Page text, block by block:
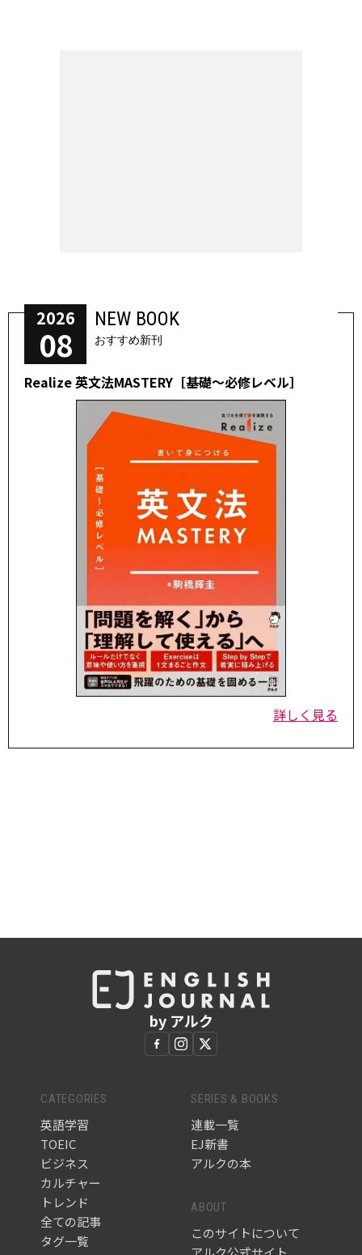
2026
08
NEW BOOK
おすすめ新刊
Realize 英文法MASTERY［基礎～必修レベル］
詳しく見る
by アルク
CATEGORIES
英語学習
TOEIC
ビジネス
カルチャー
トレンド
全ての記事
タグ一覧
SERIES & BOOKS
連載一覧
EJ新書
アルクの本
ABOUT
このサイトについて